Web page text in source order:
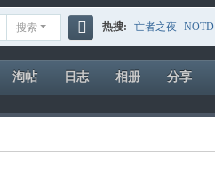
搜索
搜
索
热搜: 亡者之夜 NOTD
淘帖 日志 相册 分享